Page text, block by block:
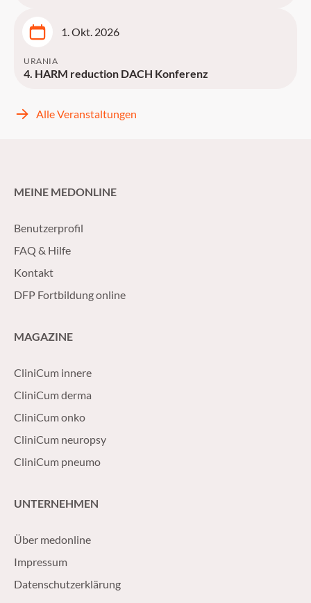
1. Okt. 2026
URANIA
4. HARM reduction DACH Konferenz
Alle Veranstaltungen
MEINE MEDONLINE
Benutzerprofil
FAQ & Hilfe
Kontakt
DFP Fortbildung online
MAGAZINE
CliniCum innere
CliniCum derma
CliniCum onko
CliniCum neuropsy
CliniCum pneumo
UNTERNEHMEN
Über medonline
Impressum
Datenschutzerklärung